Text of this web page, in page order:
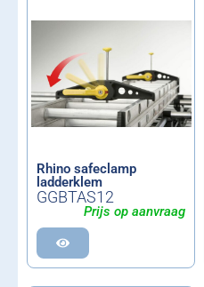
Rhino safeclamp
ladderklem
GGBTAS12
Prijs op aanvraag